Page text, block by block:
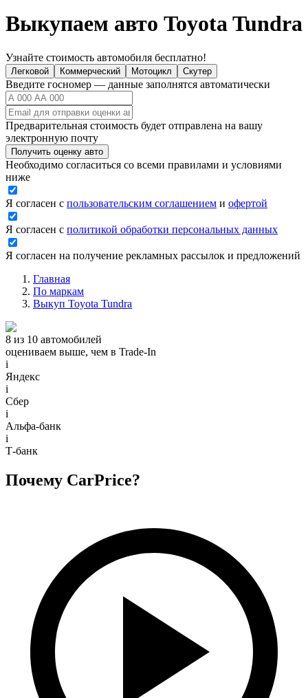
Выкупаем авто Toyota Tundra
Узнайте стоимость автомобиля бесплатно!
Легковой Коммерческий Мотоцикл Скутер
Введите госномер — данные заполнятся автоматически
Предварительная стоимость будет отправлена на вашу
электронную почту
Получить оценку авто
Необходимо согласиться со всеми правилами и условиями
ниже
Я согласен с пользовательским соглашением и офертой
Я согласен с политикой обработки персональных данных
Я согласен на получение рекламных рассылок и предложений
Главная
По маркам
Выкуп Toyota Tundra
8 из 10 автомобилей
оцениваем выше, чем в Trade‑In
i
Яндекс
i
Сбер
i
Альфа-банк
i
Т-банк
Почему CarPrice?